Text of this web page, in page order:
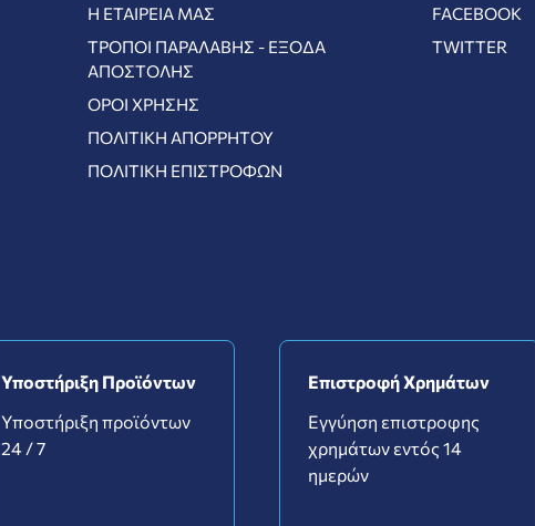
Η ΕΤΑΙΡΕΊΑ ΜΑΣ
ΤΡΌΠΟΙ ΠΑΡΑΛΑΒΉΣ - ΈΞΟΔΑ
ΑΠΟΣΤΟΛΉΣ
ΌΡΟΙ ΧΡΉΣΗΣ
ΠΟΛΙΤΙΚΉ ΑΠΟΡΡΉΤΟΥ
ΠΟΛΙΤΙΚΉ ΕΠΙΣΤΡΟΦΏΝ
FACEBOOK
TWITTER
Υποστήριξη Προϊόντων
Υποστήριξη προϊόντων
24 / 7
Επιστροφή Χρημάτων
Εγγύηση επιστροφης
χρημάτων εντός 14
ημερών